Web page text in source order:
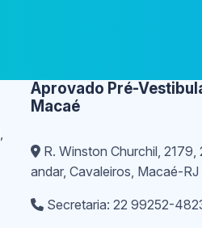
Aprovado Pré-
Macaé
R. Winston Churchil, 2179,
andar, Cavaleiros, Macaé-RJ
Secretaria: 22 99252-